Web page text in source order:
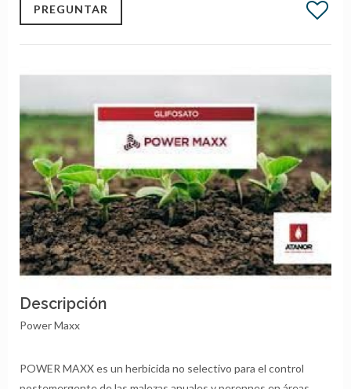
PREGUNTAR
Descripción
Power Maxx
POWER MAXX es un herbicida no selectivo para el control